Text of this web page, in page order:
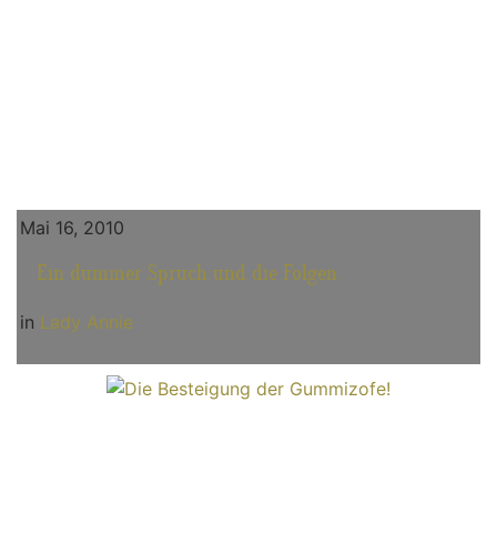
Mai 16, 2010
Ein dummer Spruch und die Folgen
in Lady Annie